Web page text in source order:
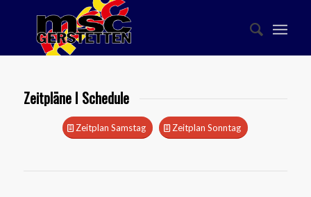
Zeitpläne I Schedule
Zeitplan Samstag Zeitplan Sonntag